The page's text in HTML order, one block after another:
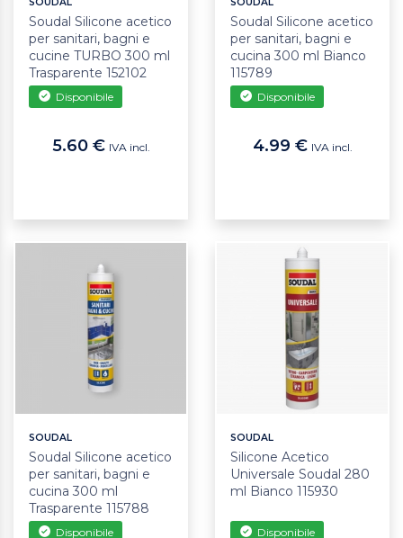
Soudal Silicone acetico
per sanitari, bagni e
cucine TURBO 300 ml
Trasparente 152102
Disponibile
5.60 € IVA incl.
Soudal Silicone acetico
per sanitari, bagni e
cucina 300 ml Bianco
115789
Disponibile
4.99 € IVA incl.
SOUDAL
Soudal Silicone acetico
per sanitari, bagni e
cucina 300 ml
Trasparente 115788
Disponibile
SOUDAL
Silicone Acetico
Universale Soudal 280
ml Bianco 115930
Disponibile